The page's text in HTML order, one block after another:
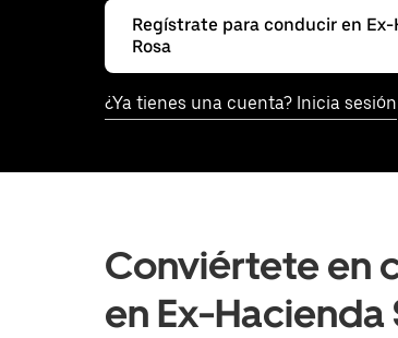
Regístrate para conducir en
Rosa
¿Ya tienes una cuenta? Inicia sesión
Conviértete en
en Ex-Hacienda